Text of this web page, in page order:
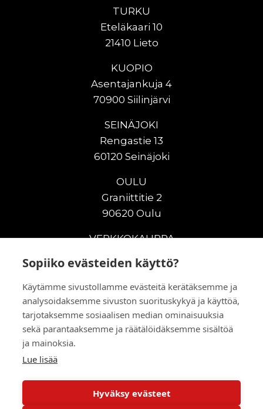
Sopiiko evästeiden käyttö?
Käytämme sivustollamme evästeitä kerätäksemme ja
analysoidaksemme sivuston suorituskykyä ja käyttöä,
tarjotaksemme sosiaalisen median ominaisuuksia
sekä parantaaksemme ja räätälöidäksemme sisältöä
ja mainoksia.
Lue lisää
Hyväksy evästeet
TURKU
Eteläkaari 10
21410 Lieto
KUOPIO
Asentajankuja 4
70900 Siilinjärvi
SEINÄJOKI
Rengastie 13
60120 Seinäjoki
OULU
Graniittitie 2
90620 Oulu
VERKKOKAUPPA
Uudet maanrakennuskoneet
Vuokrakoneet
Kampanjat
Vaihtokoneet